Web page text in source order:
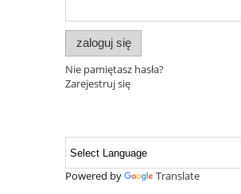
zaloguj się
Nie pamiętasz hasła?
Zarejestruj się
Powered by Translate